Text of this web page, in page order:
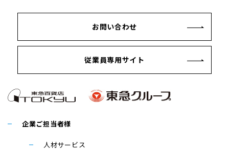
お問い合わせ
従業員専用サイト
企業ご担当者様
人材サービス